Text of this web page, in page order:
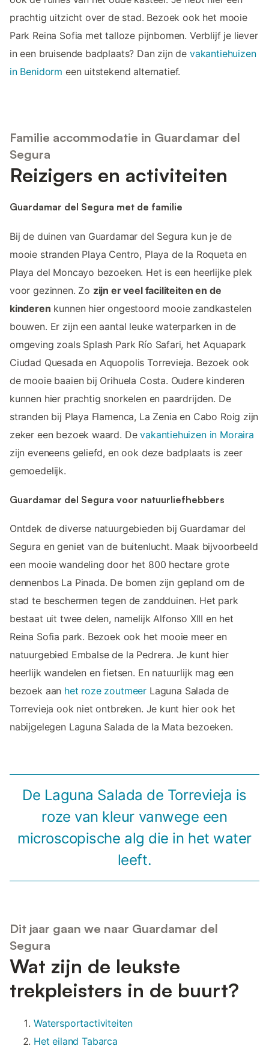
prachtig uitzicht over de stad. Bezoek ook het mooie
Park Reina Sofia met talloze pijnbomen. Verblijf je liever
in een bruisende badplaats? Dan zijn de vakantiehuizen
in Benidorm een uitstekend alternatief.
Familie accommodatie in Guardamar del
Segura
Reizigers en activiteiten
Guardamar del Segura met de familie
Bij de duinen van Guardamar del Segura kun je de
mooie stranden Playa Centro, Playa de la Roqueta en
Playa del Moncayo bezoeken. Het is een heerlijke plek
voor gezinnen. Zo zijn er veel faciliteiten en de
kinderen kunnen hier ongestoord mooie zandkastelen
bouwen. Er zijn een aantal leuke waterparken in de
omgeving zoals Splash Park Río Safari, het Aquapark
Ciudad Quesada en Aquopolis Torrevieja. Bezoek ook
de mooie baaien bij Orihuela Costa. Oudere kinderen
kunnen hier prachtig snorkelen en paardrijden. De
stranden bij Playa Flamenca, La Zenia en Cabo Roig zijn
zeker een bezoek waard. Devakantiehuizen in Moraira
zijn eveneens geliefd, en ook deze badplaats is zeer
gemoedelijk.
Guardamar del Segura voor natuurliefhebbers
Ontdek de diverse natuurgebieden bij Guardamar del
Segura en geniet van de buitenlucht. Maak bijvoorbeeld
een mooie wandeling door het 800 hectare grote
dennenbos La Pinada. De bomen zijn gepland om de
stad te beschermen tegen de zandduinen. Het park
bestaat uit twee delen, namelijk Alfonso XIII en het
Reina Sofia park. Bezoek ook het mooie meer en
natuurgebied Embalse de la Pedrera. Je kunt hier
heerlijk wandelen en fietsen. En natuurlijk mag een
bezoek aan het roze zoutmeer Laguna Salada de
Torrevieja ook niet ontbreken. Je kunt hier ook het
nabijgelegen Laguna Salada de la Mata bezoeken.
De Laguna Salada de Torrevieja is
roze van kleur vanwege een
microscopische alg die in het water
leeft.
Dit jaar gaan we naar Guardamar del
Segura
Wat zijn de leukste
trekpleisters in de buurt?
Watersportactiviteiten
Het eiland Tabarca